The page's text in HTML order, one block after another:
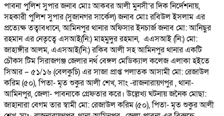
পাবনা পুলিশ সুপার জনাব মোঃ আকবর আলী মুনসী’র দিক নির্দেশনায়,
সহকারী পুলিশ সুপার (সুজানগর সার্কেল) জনাব মোঃ রবিউল ইসলাম এর
প্রত্যেক্ষ তত্বাবধানে, আমিনপুর থানার অফিসার ইনচার্জ জনাব মো: আনিছুর
রহমান এর নেতৃত্বে এসআই(নি:) মাহমুদুর রহমান, এএসআই (নি:) মো:
জাহাঙ্গীর আলম, এএসআই(নি:) রকিব আলী সহ আমিনপুর থানার একটি
চৌকস টিম সিরাজগঞ্জ জেলার নর্থ বেঙ্গল মেডিক্যাল কলেজ এলাকা হইতে
সিআর – ৫১/১৬ (বেলকুচি) এর সাজা প্রাপ্ত পলাতক আসামী মো: রেজাউল
করিম (৫০), পিতা- মৃত শুকুর আলী শেখ, সাং -রাজনারায়ণপুর , থানা-
আমিনপুর, জেলা- পাবনাকে গ্রেফতার করে। উল্লেখ্য ঘটনায় জনৈক মোছা:
জাহানারা বেগম তার স্বামী মো: রেজাউল করিম (৫০), পিতা- মৃত শুকুর আলী